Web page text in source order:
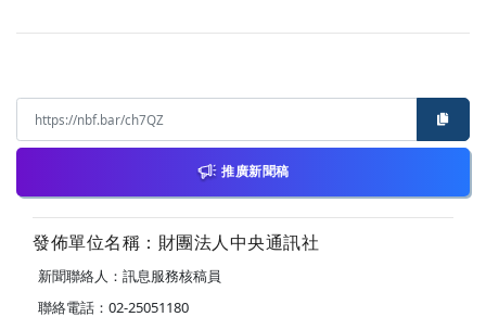
推廣新聞稿
發佈單位名稱：財團法人中央通訊社
新聞聯絡人：訊息服務核稿員
聯絡電話：02-25051180